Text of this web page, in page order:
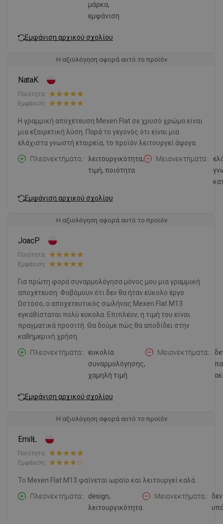
μάρκα,
εμφάνιση
Εμφάνιση αρχικού σχολίου
Η αξιολόγηση αφορά αυτό το προϊόν
NataK
Ποιότητα:
Εμφάνιση:
Η γραμμική αποχέτευση Mexen Flat σε χρυσό χρώμα είναι
μια εξαιρετική λύση. Παρά το γεγονός ότι είναι μια
ελάχιστα γνωστή εταιρεία, το προϊόν λειτουργεί άψογα.
Πλεονεκτήματα:
λειτουργικότητα,
τιμή, ποιότητα
Μειονεκτήματα:
Εμφάνιση αρχικού σχολίου
Η αξιολόγηση αφορά αυτό το προϊόν
JoacP
Ποιότητα:
Εμφάνιση:
Για πρώτη φορά συναρμολόγησα μόνος μου μια γραμμική
αποχέτευση. Φοβόμουν ότι δεν θα ήταν εύκολο έργο.
Ωστόσο, ο αποχετευτικός σωλήνας Mexen Flat M13
εγκαθίσταται πολύ εύκολα. Επιπλέον, η τιμή του είναι
πραγματικά προσιτή. Θα δούμε πώς θα αποδίδει στην
καθημερινή χρήση.
Πλεονεκτήματα:
ευκολία
συναρμολόγησης,
χαμηλή τιμή
Μειονεκτήματα:
Εμφάνιση αρχικού σχολίου
Η αξιολόγηση αφορά αυτό το προϊόν
EmilŁ
Ποιότητα:
Εμφάνιση:
Το Mexen Flat M13 φαίνεται ωραίο και λειτουργεί καλά.
Πλεονεκτήματα:
design,
λειτουργικότητα
Μειονεκτήματα:
δεν